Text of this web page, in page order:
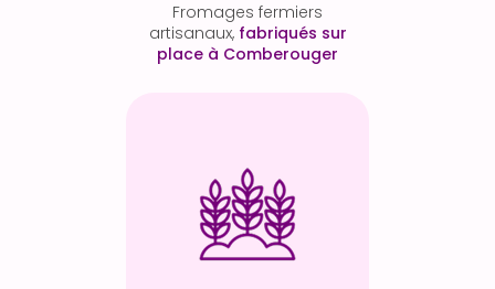
Fromages fermiers
artisanaux, fabriqués sur
place à Comberouger